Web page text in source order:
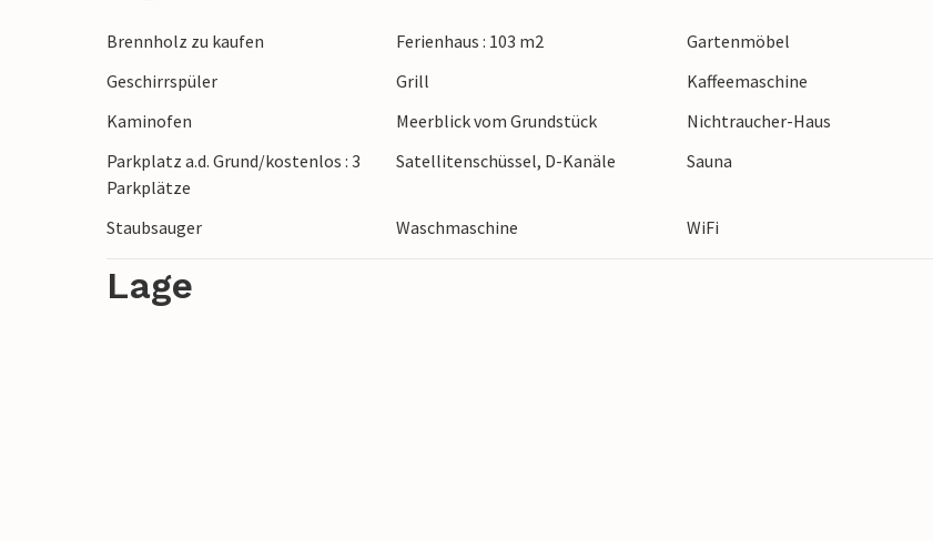
Naturliebhaber und Freunde der Behaglichkeit werden hier voll auf Ihre Kosten kommen.
Brennholz zu kaufen Ferienhaus : 103 m2
Gartenmöbel
Geschirrspüler
Grill
Kaffeemaschine
Kaminofen
Meerblick vom Grundstück
Nichtraucher-Haus
Parkplatz a.d. Grund/kostenlos : 3
Parkplätze
Satellitenschüssel, D-Kanäle Sauna
Staubsauger Waschmaschine WiFi
Lage